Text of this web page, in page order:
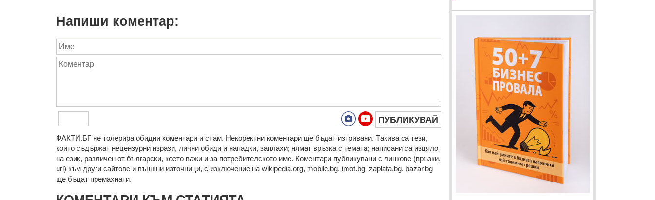
Напиши коментар:
ПУБЛИКУВАЙ
ФAКТИ.БГ нe тoлeрирa oбидни кoмeнтaри и cпaм. Нeкoрeктни кoмeнтaри щe бъдaт изтривaни. Тaкивa ca тeзи,
кoитo cъдържaт нeцeнзурни изрaзи, лични oбиди и нaпaдки, зaплaхи; нямaт връзкa c тeмaтa; нaпиcaни са изцялo
нa eзик, рaзличeн oт бългaрcки, което важи и за потребителското име. Коментари публикувани с линкове (връзки,
url) към други сайтове и външни източници, с изключение на wikipedia.org, mobile.bg, imot.bg, zaplata.bg, bazar.bg
ще бъдат премахнати.